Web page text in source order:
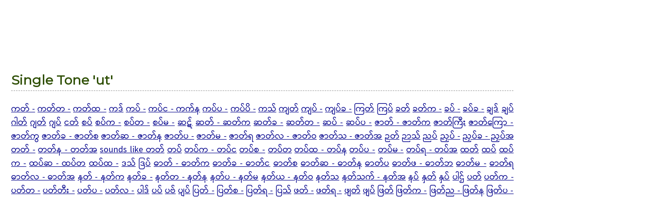
Single Tone 'ut'
ကတ် -ကတ်တ -ကတ်ထ -ကဒ်ကပ် -ကပ်င - ကက်နကပ်ပ -ကပ်ပိ -ကသ်ကျတ်ကျပ် -ကျပ်ခ -ကြတ်ကြပ်ခတ်ခတ်က -ခပ် -ခပ်ခ -ချဒ်ချပ်
ဂါတ် ဂျတ် ဂျပ် ငတ် စပ် စပ်က - စပ်တ - စပ်မ - ဆဋ် ဆတ် - ဆတ်က ဆတ်ခ - ဆတ်တ - ဆပ် - ဆပ်ပ - ဇာတ် - ဇာတ်က ဇာတ်ကြီး ဇာတ်ကြော -
ဇာတ်ကွ ဇာတ်ခ - ဇာတ်စဇာတ်ဆ - ဇာတ်နဇာတ်ပ -ဇာတ်မ -ဇာတ်ရ ဇာတ်လ - ဇာတ်ဝဇာတ်သ - ဇာတ်အဉတ်ဉာသ်ညပ် ညှပ် -ညှပ်ခ - ညှပ်အ
တတ် - တတ်န - တတ်အ sounds like တတ် တပ် တပ်က - တပ်င တပ်စ - တပ်တ တပ်ထ - တပ်န တပ်ပ - တပ်မ - တပ်ရ - တပ်အ ထတ် ထပ် ထပ်
က - ထပ်ဆ - ထပ်တ ထပ်ထ - ဒသ် ဒြပ် ဓာတ် - ဓာတ်က ဓာတ်ခ - ဓာတ်င ဓာတ်စ ဓာတ်ဆ - ဓာတ်န ဓာတ်ပ ဓာတ်ဖ - ဓာတ်ဘ ဓာတ်မ - ဓာတ်ရ
ဓာတ်လ - ဓာတ်အ နတ် - နတ်ကနတ်ခ -နတ်တ - နတ်နနတ်ပ - နတ်မနတ်ယ - နတ်ဝနတ်သနတ်သက် - နတ်အနပ် နှတ်နှပ်ပါဌ်ပတ်ပတ်က -
ပတ်တ -ပတ်တီး -ပတ်ပ -ပတ်လ -ပါဒ်ပပ်ပဗ်ပျပ်ပြတ် -ပြတ်စ -ပြတ်ရ -ပြသ်ဖတ် -ဖတ်ရ -ဖျတ်ဖျပ်ဖြတ်ဖြတ်က -ဖြတ်ည - ဖြတ်နဖြတ်ပ -